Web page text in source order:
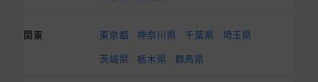
関東 東京都 神奈川県 千葉県
埼玉県
茨城県
栃木県 群馬県